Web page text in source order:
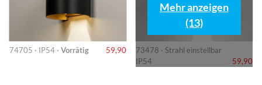
74705 · IP54 · Vorrätig 59,90
73478 · Strahl einstellbar
IP54
59,90
Mehr anzeigen
(13)